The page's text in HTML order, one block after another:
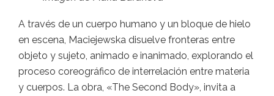
A través de un cuerpo humano y un bloque de hielo
en escena, Maciejewska disuelve fronteras entre
objeto y sujeto, animado e inanimado, explorando el
proceso coreográfico de interrelación entre materia
y cuerpos. La obra, «The Second Body», invita a